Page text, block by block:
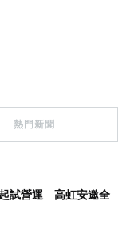
熱門新聞
試營運 高虹安邀全